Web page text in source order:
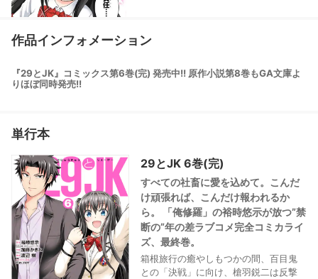
作品インフォメーション
『29とJK』コミックス第6巻(完) 発売中!! 原作小説第8巻もGA文庫よ
りほぼ同時発売!!
単行本
29とJK 6巻(完)
すべての社畜に愛を込めて。こんだ
け頑張れば、こんだけ報われるか
ら。 「俺修羅」の裕時悠示が放つ”禁
断の”年の差ラブコメ完全コミカライ
ズ、最終巻。
箱根旅行の癒やしもつかの間、百目鬼
との「決戦」に向け、槍羽鋭二は反撃